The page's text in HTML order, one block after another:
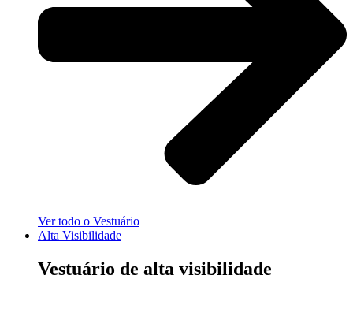
Ver todo o Vestuário
Alta Visibilidade
Vestuário de alta visibilidade